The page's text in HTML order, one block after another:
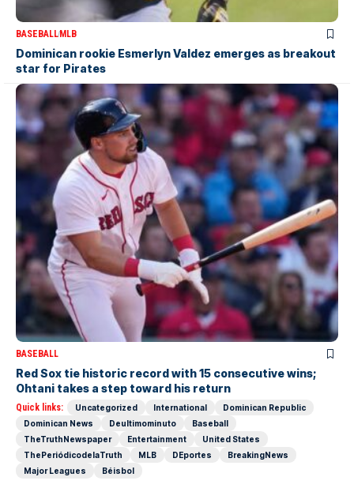
BASEBALLMLB
Dominican rookie Esmerlyn Valdez emerges as breakout
star for Pirates
BASEBALL
Red Sox tie historic record with 15 consecutive wins;
Ohtani takes a step toward his return
Quick links: Uncategorized International
Dominican Republic
Dominican News
Deultimominuto
Baseball
TheTruthNewspaper
Entertainment
United States
ThePeriódicodelaTruth
MLB DEportes
BreakingNews
Major Leagues
Béisbol